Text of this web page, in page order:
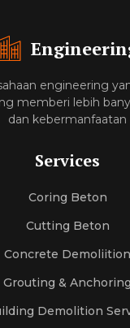
engineering
memberi lebih
dan kebermanfaatan
Services
Coring Beton
Cutting Beton
Concrete Demoliition
Grouting & Anchoring
Demolition